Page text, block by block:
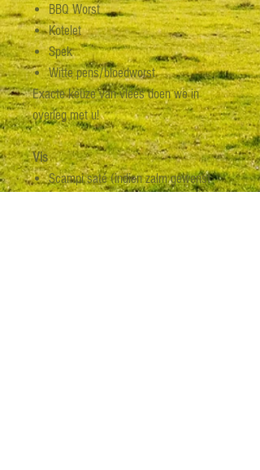
BBQ Worst
Kotelet
Spek
Witte pens/bloedworst
Exacte keuze van vlees doen we in
overleg met u!
Vis
Scampi saté (indien zalm gewenst